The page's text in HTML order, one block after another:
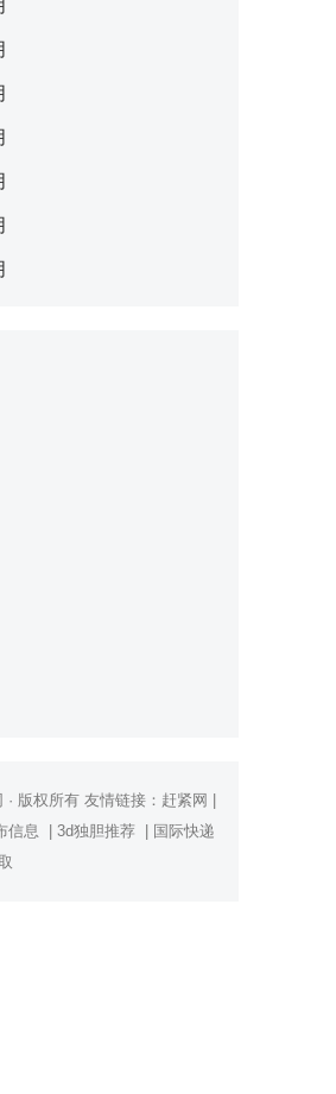
· 版权所有 友情链接： 赶紧网
信息 3d独胆推荐
国际快递